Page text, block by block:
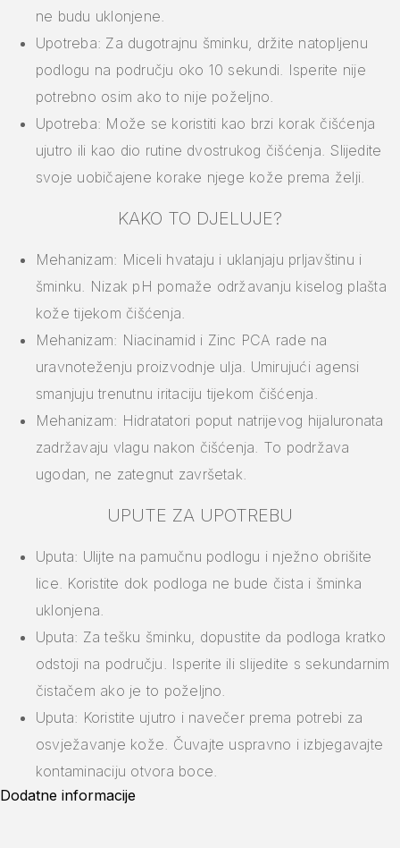
ne budu uklonjene.
Upotreba: Za dugotrajnu šminku, držite natopljenu
podlogu na području oko 10 sekundi. Isperite nije
potrebno osim ako to nije poželjno.
Upotreba: Može se koristiti kao brzi korak čišćenja
ujutro ili kao dio rutine dvostrukog čišćenja. Slijedite
svoje uobičajene korake njege kože prema želji.
KAKO TO DJELUJE?
Mehanizam: Miceli hvataju i uklanjaju prljavštinu i
šminku. Nizak pH pomaže održavanju kiselog plašta
kože tijekom čišćenja.
Mehanizam: Niacinamid i Zinc PCA rade na
uravnoteženju proizvodnje ulja. Umirujući agensi
smanjuju trenutnu iritaciju tijekom čišćenja.
Mehanizam: Hidratatori poput natrijevog hijaluronata
zadržavaju vlagu nakon čišćenja. To podržava
ugodan, ne zategnut završetak.
UPUTE ZA UPOTREBU
Uputa: Ulijte na pamučnu podlogu i nježno obrišite
lice. Koristite dok podloga ne bude čista i šminka
uklonjena.
Uputa: Za tešku šminku, dopustite da podloga kratko
odstoji na području. Isperite ili slijedite s sekundarnim
čistačem ako je to poželjno.
Uputa: Koristite ujutro i navečer prema potrebi za
osvježavanje kože. Čuvajte uspravno i izbjegavajte
kontaminaciju otvora boce.
Dodatne informacije